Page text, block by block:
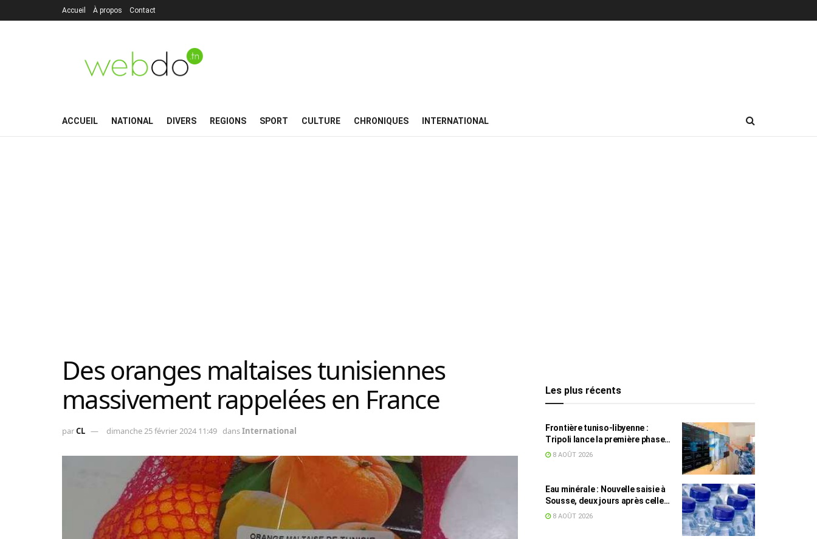
Accueil À propos Contact
ACCUEIL NATIONAL DIVERS REGIONS SPORT CULTURE CHRONIQUES INTERNATIONAL
Des oranges maltaises tunisiennes
massivement rappelées en France
parCL dimanche 25 février 2024 11:49 dansInternational
Les plus récents
Frontière tuniso-libyenne :
Tripoli lance la première phase
d’un système de surveillance sur
8 AOÛT 2026
Eau minérale : Nouvelle saisie à
Sousse, deux jours après celle
des grossistes
8 AOÛT 2026